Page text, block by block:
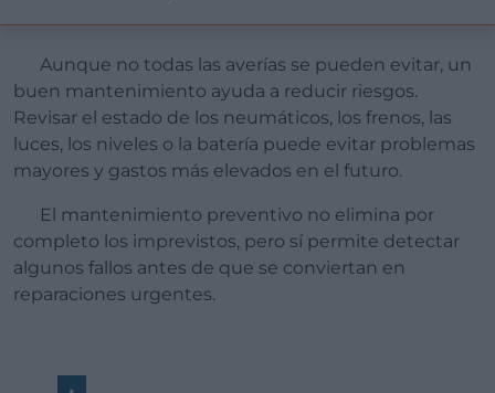
Aunque no todas las averías se pueden evitar, un
buen mantenimiento ayuda a reducir riesgos.
Revisar el estado de los neumáticos, los frenos, las
luces, los niveles o la batería puede evitar problemas
mayores y gastos más elevados en el futuro.
El mantenimiento preventivo no elimina por
completo los imprevistos, pero sí permite detectar
algunos fallos antes de que se conviertan en
reparaciones urgentes.